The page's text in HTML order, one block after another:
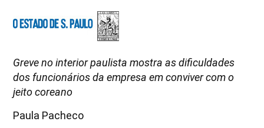
Greve no interior paulista mostra as dificuldades
dos funcionários da empresa em conviver com o
jeito coreano
Paula Pacheco